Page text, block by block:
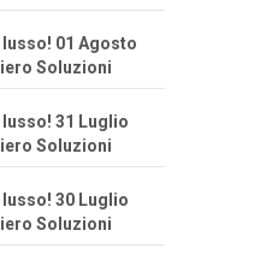
01 Agosto
Soluzioni
31 Luglio
Soluzioni
30 Luglio
Soluzioni